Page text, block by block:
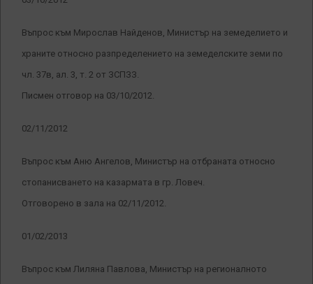
Въпрос към Мирослав Найденов, Министър на земеделието и
храните относно разпределението на земеделските земи по
чл. 37в, ал. 3, т. 2 от ЗСПЗЗ.
Писмен отговор на 03/10/2012.
02/11/2012
Въпрос към Аню Ангелов, Министър на отбраната относно
стопанисването на казармата в гр. Ловеч.
Отговорено в зала на 02/11/2012.
01/02/2013
Въпрос към Лиляна Павлова, Министър на регионалното